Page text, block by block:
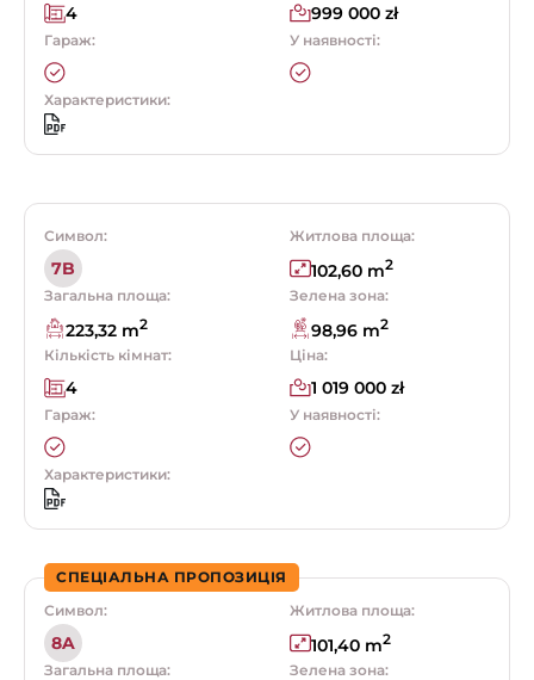
4 999 000 zł
Гараж: У наявності:
Характеристики:
Символ:
7B
Житлова площа:
102,60 m2
Загальна площа:
223,32 m2
Зелена зона:
98,96 m2
Кількість кімнат:
4
Ціна:
1 019 000 zł
Гараж: У наявності:
Характеристики:
СПЕЦІАЛЬНА ПРОПОЗИЦІЯ
Символ:
8A
Житлова площа:
101,40 m2
Загальна площа: Зелена зона: